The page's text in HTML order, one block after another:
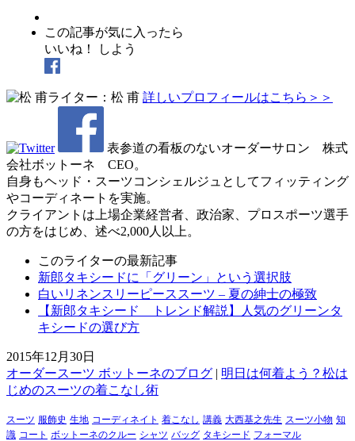
この記事が気に入ったら
いいね！ しよう
ライター：松 甫 詳しいプロフィールはこちら＞＞
表参道の看板のないオーダーサロン 株式
会社ボットーネ CEO。
自身もヘッド・スーツコンシェルジュとしてフィッティング
やコーディネートを実施。
クライアントは上場企業経営者、政治家、プロスポーツ選手
の方をはじめ、述べ2,000人以上。
このライターの最新記事
新郎タキシードに「グリーン」という選択肢
白いリネンスリーピーススーツ – 夏の紳士の極致
【新郎タキシード トレンド解説】人気のグリーンタ
キシードの選び方
2015年12月30日
オーダースーツ ボットーネのブログ | 明日は何着よう？松は
じめのスーツの着こなし術
スーツ 服飾史 生地 コーディネイト 着こなし 講義 大西基之先生 スーツ小物 知
識 コート ボットーネのクルー シャツ バッグ タキシード フォーマル